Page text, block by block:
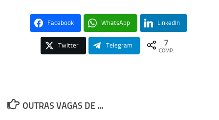
Facebook WhatsApp LinkedIn
Twitter Telegram 7
COMP.
OUTRAS VAGAS DE ...